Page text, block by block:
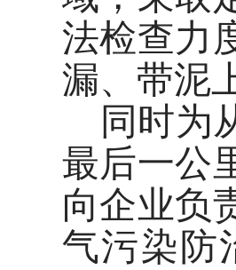
法检查力
漏、带泥
同时为
最后一公
向企业负
气污染防